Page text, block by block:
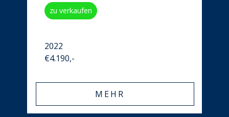
zu verkaufen
2022
€4.190,-
MEHR